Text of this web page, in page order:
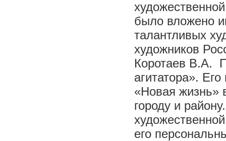
было вложено
талантливых
художников
Коротаев В.А.
агитатора».
«Новая жизнь»
городу и
его